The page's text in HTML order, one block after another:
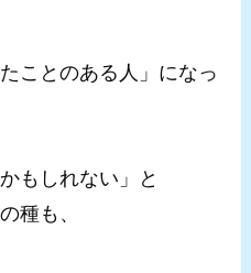
ことのある人」になっ
もしれない」と
種も、